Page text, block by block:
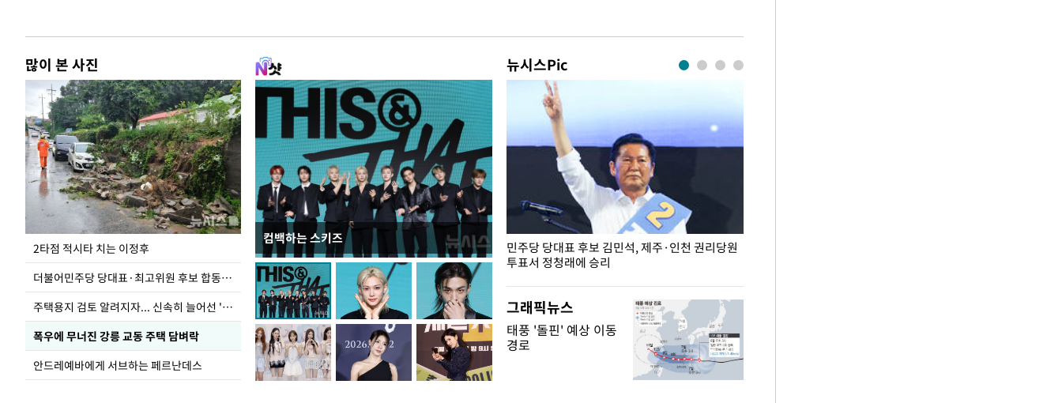
많이 본 사진
2타점 적시타 치는 이정후
더불어민주당 당대표·최고위원 후보 합동연설회
주택용지 검토 알려지자... 신속히 늘어선 '근조화환'
폭우에 무너진 강릉 교동 주택 담벼락
안드레예바에게 서브하는 페르난데스
컴백하는 스키즈
뉴시스Pic
이번주 국회에는 무슨 일이? [뉴시스국회토pic]
민주당 당대표 후보 김민석, 제주·인천 권리당원
투표서 정청래에 승리
그래픽뉴스
태풍 '돌핀' 예상 이동
경로